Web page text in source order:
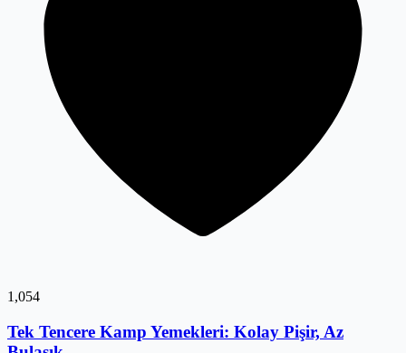
1,054
Tek Tencere Kamp Yemekleri: Kolay Pişir, Az